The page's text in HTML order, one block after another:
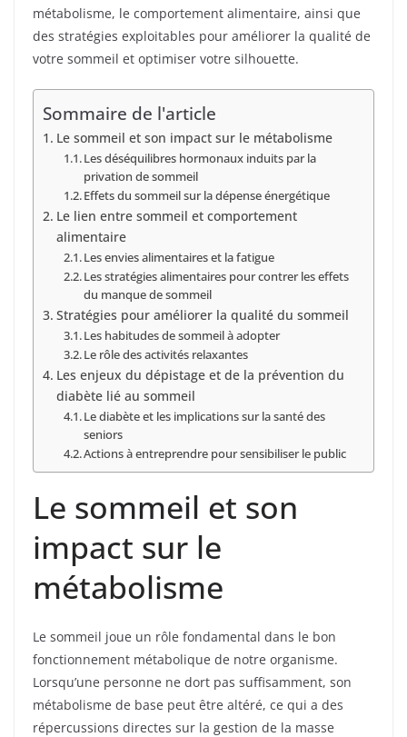
métabolisme, le comportement alimentaire, ainsi que
des stratégies exploitables pour améliorer la qualité de
votre sommeil et optimiser votre silhouette.
Sommaire de l'article
Le sommeil et son impact sur le métabolisme
Les déséquilibres hormonaux induits par la
privation de sommeil
Effets du sommeil sur la dépense énergétique
Le lien entre sommeil et comportement
alimentaire
Les envies alimentaires et la fatigue
Les stratégies alimentaires pour contrer les effets
du manque de sommeil
Stratégies pour améliorer la qualité du sommeil
Les habitudes de sommeil à adopter
Le rôle des activités relaxantes
Les enjeux du dépistage et de la prévention du
diabète lié au sommeil
Le diabète et les implications sur la santé des
seniors
Actions à entreprendre pour sensibiliser le public
Le sommeil et son
impact sur le
métabolisme
Le sommeil joue un rôle fondamental dans le bon
fonctionnement métabolique de notre organisme.
Lorsqu’une personne ne dort pas suffisamment, son
métabolisme de base peut être altéré, ce qui a des
répercussions directes sur la gestion de la masse